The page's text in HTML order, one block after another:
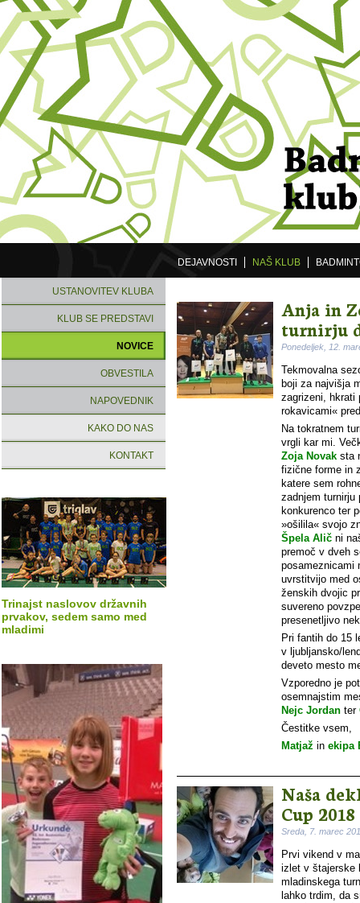
DEJAVNOSTI NAŠ KLUB
USTANOVITEV KLUBA
KLUB SE PREDSTAVI
NOVICE
OBVESTILA
NAPOVEDNIK
KAKO DO NAS
KONTAKT
Trinajst naslovov državnih
prvakov, sedem samo med
mladimi
Anja in
turnirju
Ponedeljek, 12.
Tekmovalna
boji za najvišja
zagrizeni, hkrati
rokavicami«
Na tokratnem
vrgli kar mi.
Zoja Novak sta
fizične forme in
katere sem
zadnjem turnirju
konkurenco ter
»ošilila« svojo
Špela Alič ni
premoč v dveh
posameznicami
uvrstitvijo med
ženskih dvojic
suvereno
presenetljivo
Pri fantih do 15
v ljubljansko/
deveto mesto
Vzporedno je
osemnajstim
Nejc Jordan ter
Čestitke vsem,
Matjaž in ekipa
Naša
Cup 2018
Sreda, 7. marec
Prvi vikend v
izlet v štajerske
mladinskega
lahko trdim, da